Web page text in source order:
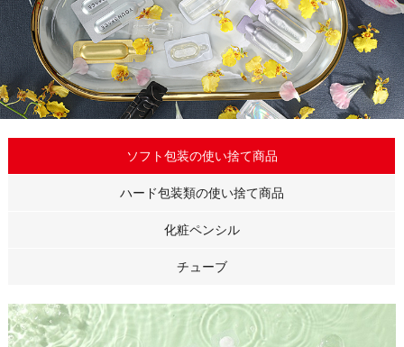
ソフト包装の使い捨て商品
ハード包装類の使い捨て商品
化粧ペンシル
チューブ